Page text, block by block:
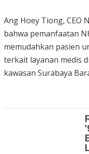
Ang Hoey Tiong, CEO
bahwa pemanfaatan
memudahkan pasien
terkait layanan medis
kawasan Surabaya